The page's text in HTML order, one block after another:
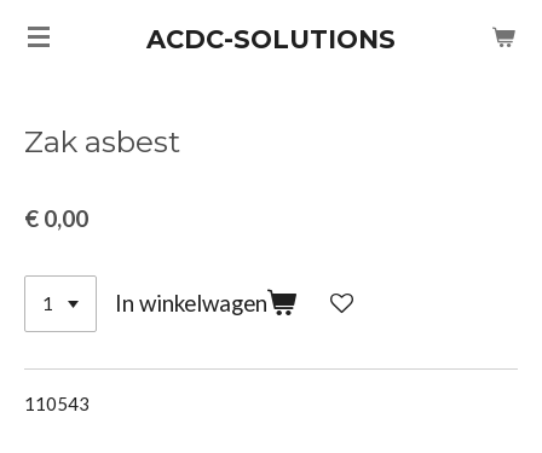
Ga
hoofdinhoud
ACDC-SOLUTIONS
Zak asbest
€ 0,00
In winkelwagen
110543